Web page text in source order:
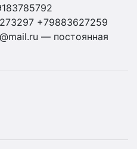
+79883627259
— постоянная